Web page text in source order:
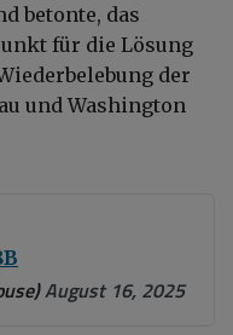
betonte, das
für die Lösung
der
und Washington
August 16, 2025